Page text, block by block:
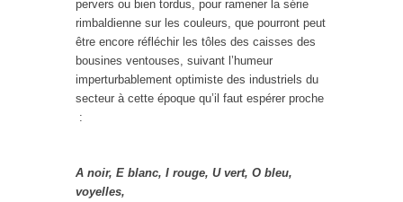
pervers ou bien tordus, pour ramener la série
rimbaldienne sur les couleurs, que pourront peut
être encore réfléchir les tôles des caisses des
bousines ventouses, suivant l’humeur
imperturbablement optimiste des industriels du
secteur à cette époque qu’il faut espérer proche
:
A noir, E blanc, I rouge, U vert, O bleu,
voyelles,